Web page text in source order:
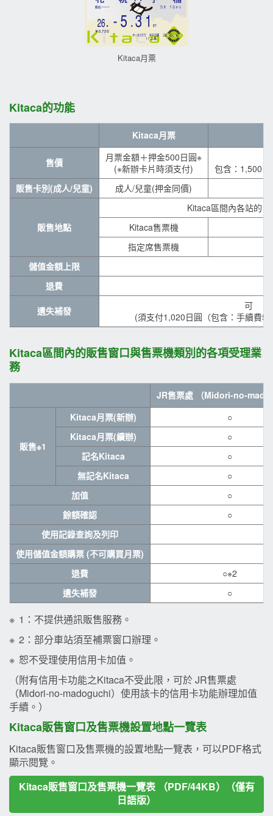
Kitaca月票
Kitaca的功能
Kitaca月票
售價
月票金額＋押金500日圓※
(※新辦卡片時須支付)
包含：1,500
販售卡別(成人/兒童)
成人/兒童(押金同價)
販售地點
Kitaca區間內各站的
Kitaca售票機
指定席售票機
儲值金額上限
退費
遺失補發
可
(須支付1,020日圓（包含：手續費
Kitaca區間內的販售窗口與售票機類別的各項受理業
務
JR售票處 （Midori-no-
販售※1
Kitaca月票(新辦)
○
Kitaca月票(續辦)
○
記名Kitaca
○
無記名Kitaca
○
加值
○
餘額確認
○
使用記錄查詢及列印
使用儲值金額購票 (不可購買月票)
退費
○※2
遺失補發
○
※ 1：不提供通訊販售服務。
※ 2：部分車站須至補票窗口辦理。
※ 恕不受理使用信用卡加值。
（附有信用卡功能之Kitaca不受此限，可於 JR售票處
（Midori-no-madoguchi）使用該卡的信用卡功能辦理加值
手續。）
Kitaca販售窗口及售票機設置地點一覽表
Kitaca販售窗口及售票機的設置地點一覽表，可以PDF格式
顯示閱覽。
Kitaca販售窗口及售票機一覽表 （PDF/44KB）（僅有
日語版）